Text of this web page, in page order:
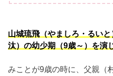
山城琉飛（やましろ・るい
汰）の幼少期（9歳～）を演
みことが9歳の時に、父親（